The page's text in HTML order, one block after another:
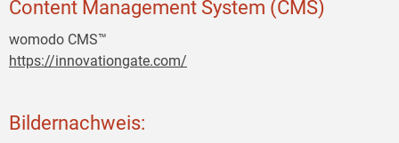
Content Management System (CMS)
womodo CMS™
https://innovationgate.com/
Bildernachweis: